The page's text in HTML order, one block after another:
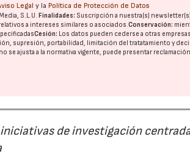
Legal y la Política de Protección de Datos
S.L.U.Finalidades: Suscripción a nuestra(s)
a intereses similares o asociados.Conservación:
Cesión: Los datos pueden cederse a otras
supresión, portabilidad, limitación del tratatamiento y
se ajusta a la normativa vigente, puede presentar
de investigación